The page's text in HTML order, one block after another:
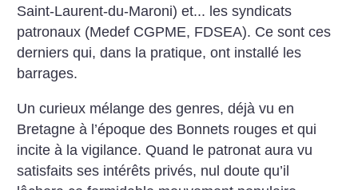
Saint-Laurent-du-Maroni) et... les syndicats
patronaux (Medef CGPME, FDSEA). Ce sont ces
derniers qui, dans la pratique, ont installé les
barrages.
Un curieux mélange des genres, déjà vu en
Bretagne à l’époque des Bonnets rouges et qui
incite à la vigilance. Quand le patronat aura vu
satisfaits ses intérêts privés, nul doute qu’il